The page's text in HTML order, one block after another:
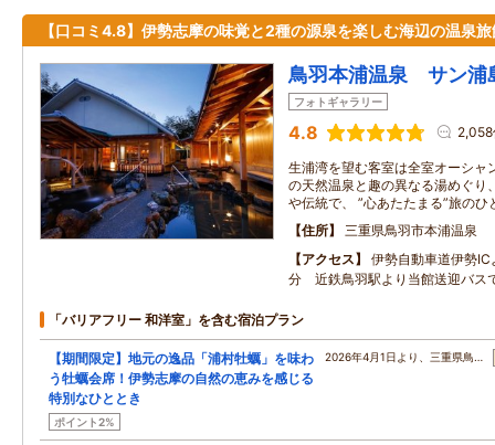
【口コミ4.8】伊勢志摩の味覚と2種の源泉を楽しむ海辺の温泉旅
鳥羽本浦温泉 サン浦
フォトギャラリー
4.8
生浦湾を望む客室は全室オーシャ
の天然温泉と趣の異なる湯めぐり
や伝統で、 ”心あたたまる”旅の
住所
三重県鳥羽市本浦温泉
アクセス
伊勢自動車道伊勢
分 近鉄鳥羽駅より当館送迎バス
「バリアフリー 和洋室」を含む宿泊プラン
【期間限定】地元の逸品「浦村牡蠣」を味わ
う牡蠣会席！伊勢志摩の自然の恵みを感じる
特別なひととき
ポイント2%
2026年4月1日より、三重県鳥…